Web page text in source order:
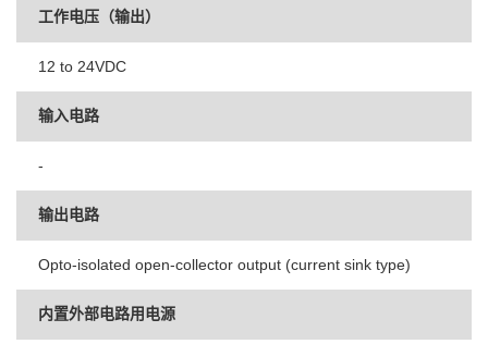
工作电压（输出）
12 to 24VDC
输入电路
-
输出电路
Opto-isolated open-collector output (current sink type)
内置外部电路用电源